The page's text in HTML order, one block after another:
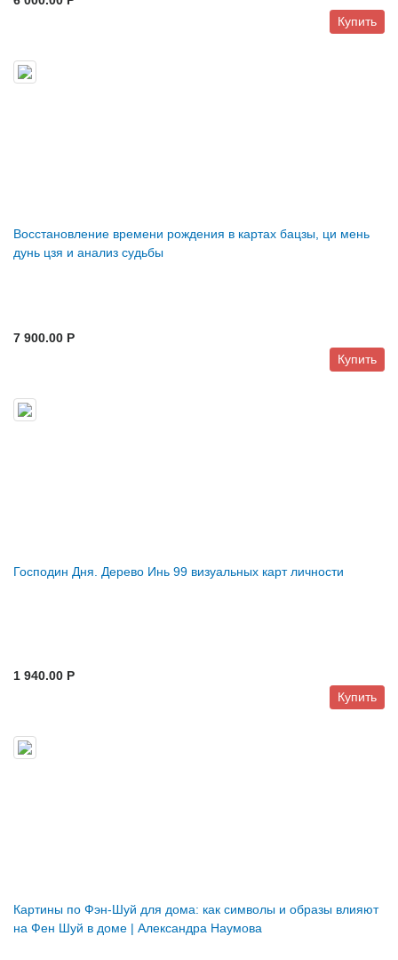
Купить
Восстановление времени рождения в картах бацзы, ци мень
дунь цзя и анализ судьбы
7 900.00 P
Купить
Господин Дня. Дерево Инь 99 визуальных карт личности
1 940.00 P
Купить
Картины по Фэн-Шуй для дома: как символы и образы влияют
на Фен Шуй в доме | Александра Наумова